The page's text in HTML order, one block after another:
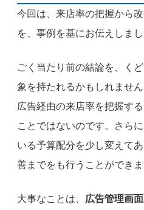
今回は、来店率の把握から
を、事例を基にお伝えしまし
ごく当たり前の結論を、く
象を持たれるかもしれませ
広告経由の来店率を把握す
ことではないのです。さら
いる予算配分を少し変えて
善までをも行うことができま
大事なことは、 広告管理画